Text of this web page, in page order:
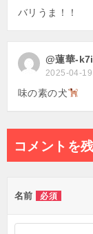
バリうま！！
@蓮華-k7i
2025-04-
味の素の犬
コメントを
名前 必須